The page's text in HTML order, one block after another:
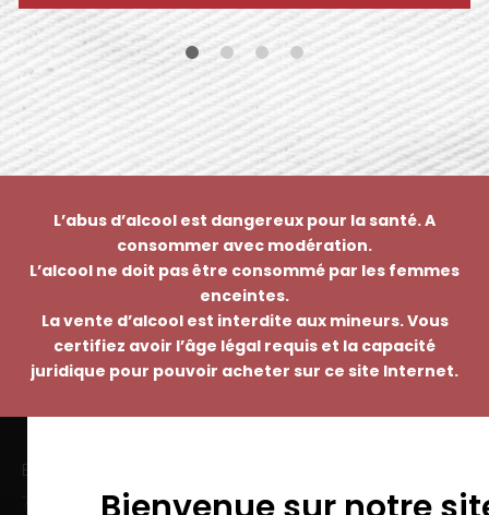
L’abus d’alcool est dangereux pour la santé. A
consommer avec modération.
L’alcool ne doit pas être consommé par les femmes
enceintes.
La vente d’alcool est interdite aux mineurs. Vous
certifiez avoir l’âge légal requis et la capacité
juridique pour pouvoir acheter sur ce site Internet.
EMMANUEL NASTI
7 avenue Pierre Pflimlin – ZAC Espale